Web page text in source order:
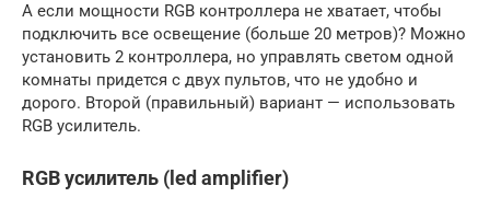
А если мощности RGB контроллера не хватает, чтобы
подключить все освещение (больше 20 метров)? Можно
установить 2 контроллера, но управлять светом одной
комнаты придется с двух пультов, что не удобно и
дорого. Второй (правильный) вариант — использовать
RGB усилитель.
RGB усилитель (led amplifier)